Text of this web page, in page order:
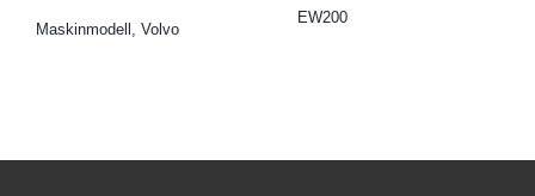
Maskinmodell, Volvo
EW200